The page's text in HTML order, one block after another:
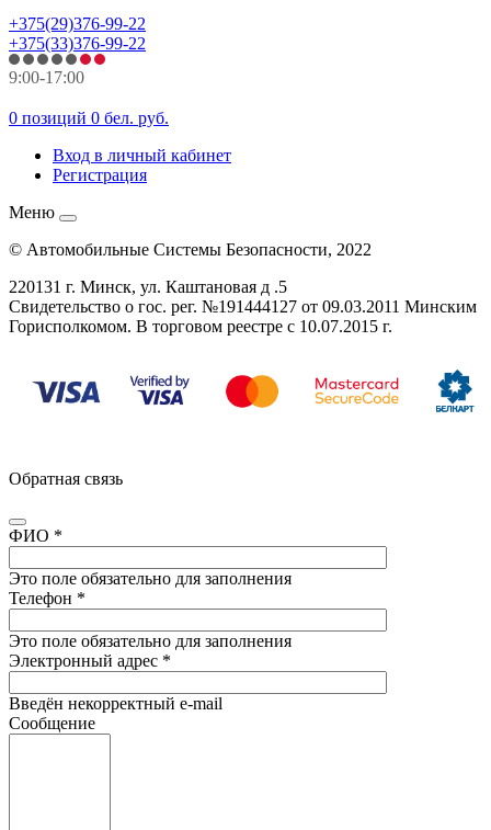
+375(29)376-99-22
+375(33)376-99-22
9:00-17:00
0 позиций 0 бел. руб.
Вход в личный кабинет
Регистрация
Меню
© Автомобильные Системы Безопасности, 2022
220131 г. Минск, ул. Каштановая д .5
Свидетельство о гос. рег. №191444127 от 09.03.2011 Минским
Горисполкомом. В торговом реестре с 10.07.2015 г.
Обратная связь
ФИО *
Это поле обязательно для заполнения
Телефон *
Это поле обязательно для заполнения
Электронный адрес *
Введён некорректный e-mail
Сообщение